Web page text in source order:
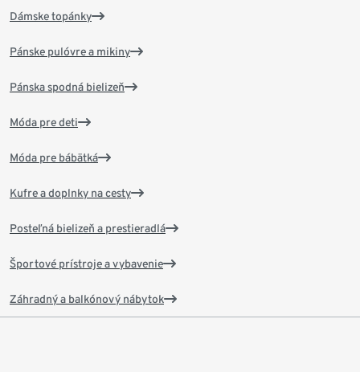
Dámske topánky
Pánske pulóvre a mikiny
Pánska spodná bielizeň
Móda pre deti
Móda pre bábätká
Kufre a doplnky na cesty
Posteľná bielizeň a prestieradlá
Športové prístroje a vybavenie
Záhradný a balkónový nábytok